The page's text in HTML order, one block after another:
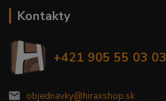
Kontakty
+421 905 55 03 03
objednavky@hiraxshop.sk